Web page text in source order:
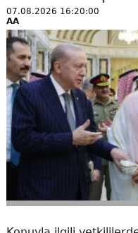
07.08.2026 16:20:00
AA